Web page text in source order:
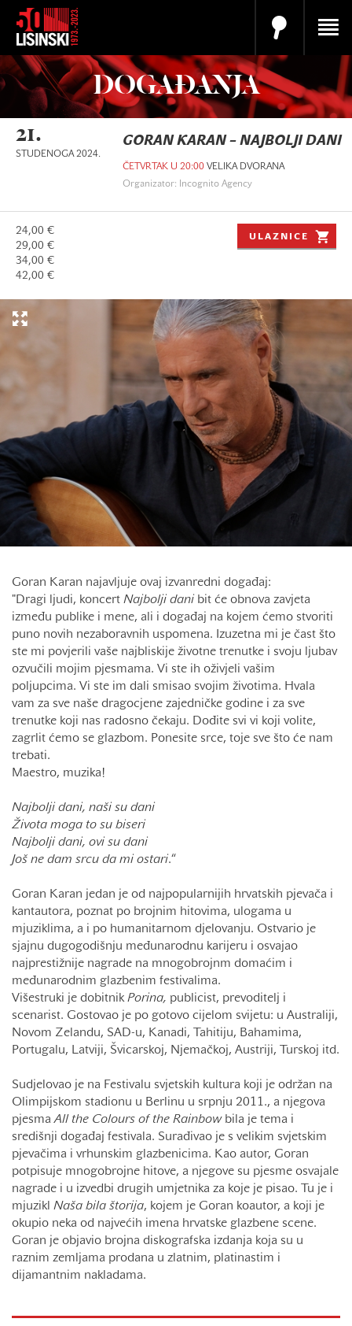
DOGAĐANJA
21.
STUDENOGA 2024.
GORAN KARAN – NAJBOLJI DANI
ČETVRTAK U 20:00 VELIKA DVORANA
Organizator: Incognito Agency
24,00 €
29,00 €
34,00 €
42,00 €
ULAZNICE
Goran Karan najavljuje ovaj izvanredni događaj:
"Dragi ljudi, koncert Najbolji dani bit će obnova zavjeta
između publike i mene, ali i događaj na kojem ćemo stvoriti
puno novih nezaboravnih uspomena. Izuzetna mi je čast što
ste mi povjerili vaše najbliskije životne trenutke i svoju ljubav
ozvučili mojim pjesmama. Vi ste ih oživjeli vašim
poljupcima. Vi ste im dali smisao svojim životima. Hvala
vam za sve naše dragocjene zajedničke godine i za sve
trenutke koji nas radosno čekaju. Dođite svi vi koji volite,
zagrlit ćemo se glazbom. Ponesite srce, toje sve što će nam
trebati.
Maestro, muzika!
Najbolji dani, naši su dani
Života moga to su biseri
Najbolji dani, ovi su dani
Još ne dam srcu da mi ostari.“
Goran Karan jedan je od najpopularnijih hrvatskih pjevača i
kantautora, poznat po brojnim hitovima, ulogama u
mjuziklima, a i po humanitarnom djelovanju. Ostvario je
sjajnu dugogodišnju međunarodnu karijeru i osvajao
najprestižnije nagrade na mnogobrojnm domaćim i
međunarodnim glazbenim festivalima.
Višestruki je dobitnik Porina, publicist, prevoditelj i
scenarist. Gostovao je po gotovo cijelom svijetu: u Australiji,
Novom Zelandu, SAD-u, Kanadi, Tahitiju, Bahamima,
Portugalu, Latviji, Švicarskoj, Njemačkoj, Austriji, Turskoj itd.
Sudjelovao je na Festivalu svjetskih kultura koji je održan na
Olimpijskom stadionu u Berlinu u srpnju 2011., a njegova
pjesma All the Colours of the Rainbowbila je tema i
središnji događaj festivala. Surađivao je s velikim svjetskim
pjevačima i vrhunskim glazbenicima. Kao autor, Goran
potpisuje mnogobrojne hitove, a njegove su pjesme osvajale
nagrade i u izvedbi drugih umjetnika za koje je pisao. Tu je i
mjuzikl Naša bila štorija, kojem je Goran koautor, a koji je
okupio neka od najvećih imena hrvatske glazbene scene.
Goran je objavio brojna diskografska izdanja koja su u
raznim zemljama prodana u zlatnim, platinastim i
dijamantnim nakladama.